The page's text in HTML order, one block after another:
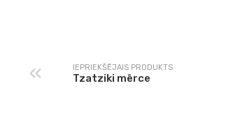
IEPRIEKŠĒJAIS PRODUKTS
Tzatziki mērce